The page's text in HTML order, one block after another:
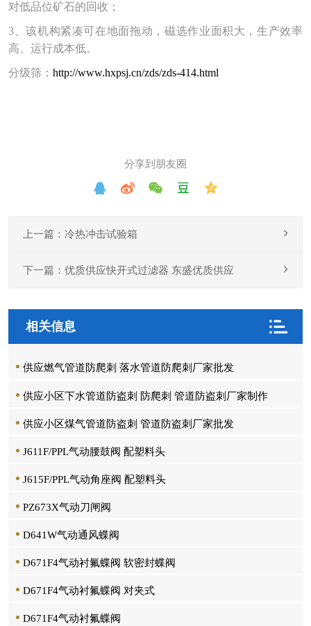
对低品位矿石的回收；
3、该机构紧凑可在地面拖动，磁选作业面积大，生产效率
高、运行成本低。
分级筛： http://www.hxpsj.cn/zds/zds-414.html
分享到朋友圈
上一篇：冷热冲击试验箱
下一篇：优质供应快开式过滤器 东盛优质供应
相关信息
供应燃气管道防爬刺 落水管道防爬刺厂家批发
供应小区下水管道防盗刺 防爬刺 管道防盗刺厂家制作
供应小区煤气管道防盗刺 管道防盗刺厂家批发
J611F/PPL气动腰鼓阀 配塑料头
J615F/PPL气动角座阀 配塑料头
PZ673X气动刀闸阀
D641W气动通风蝶阀
D671F4气动衬氟蝶阀 软密封蝶阀
D671F4气动衬氟蝶阀 对夹式
D671F4气动衬氟蝶阀